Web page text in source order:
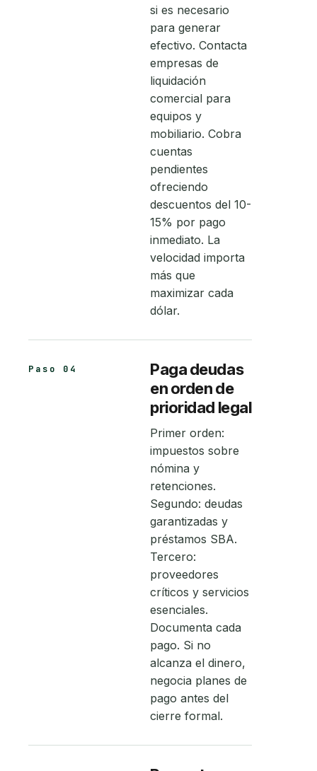
si es necesario
para generar
efectivo. Contacta
empresas de
liquidación
comercial para
equipos y
mobiliario. Cobra
cuentas
pendientes
ofreciendo
descuentos del 10-
15% por pago
inmediato. La
velocidad importa
más que
maximizar cada
dólar.
Paso 04
Paga deudas
en orden de
prioridad legal
Primer orden:
impuestos sobre
nómina y
retenciones.
Segundo: deudas
garantizadas y
préstamos SBA.
Tercero:
proveedores
críticos y servicios
esenciales.
Documenta cada
pago. Si no
alcanza el dinero,
negocia planes de
pago antes del
cierre formal.